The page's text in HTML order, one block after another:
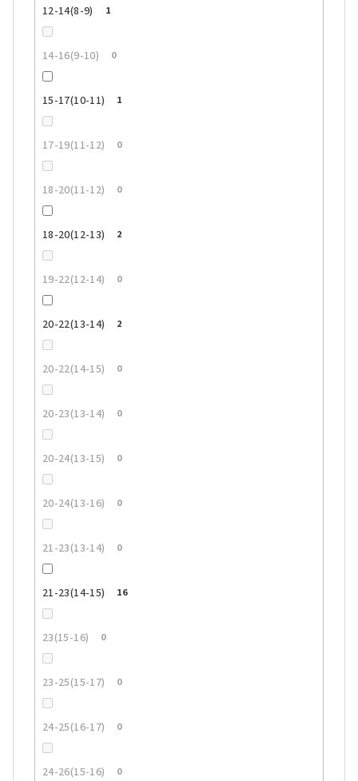
12-14(8-9) 1
14-16(9-10) 0
15-17(10-11) 1
17-19(11-12) 0
18-20(11-12) 0
18-20(12-13) 2
19-22(12-14) 0
20-22(13-14) 2
20-22(14-15) 0
20-23(13-14) 0
20-24(13-15) 0
20-24(13-16) 0
21-23(13-14) 0
21-23(14-15) 16
23(15-16) 0
23-25(15-17) 0
24-25(16-17) 0
24-26(15-16) 0